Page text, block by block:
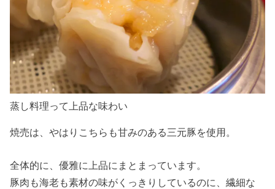
蒸し料理って上品な味わい
焼売は、やはりこちらも甘みのある三元豚を使用。
全体的に、優雅に上品にまとまっています。
豚肉も海老も素材の味がくっきりしているのに、繊細な